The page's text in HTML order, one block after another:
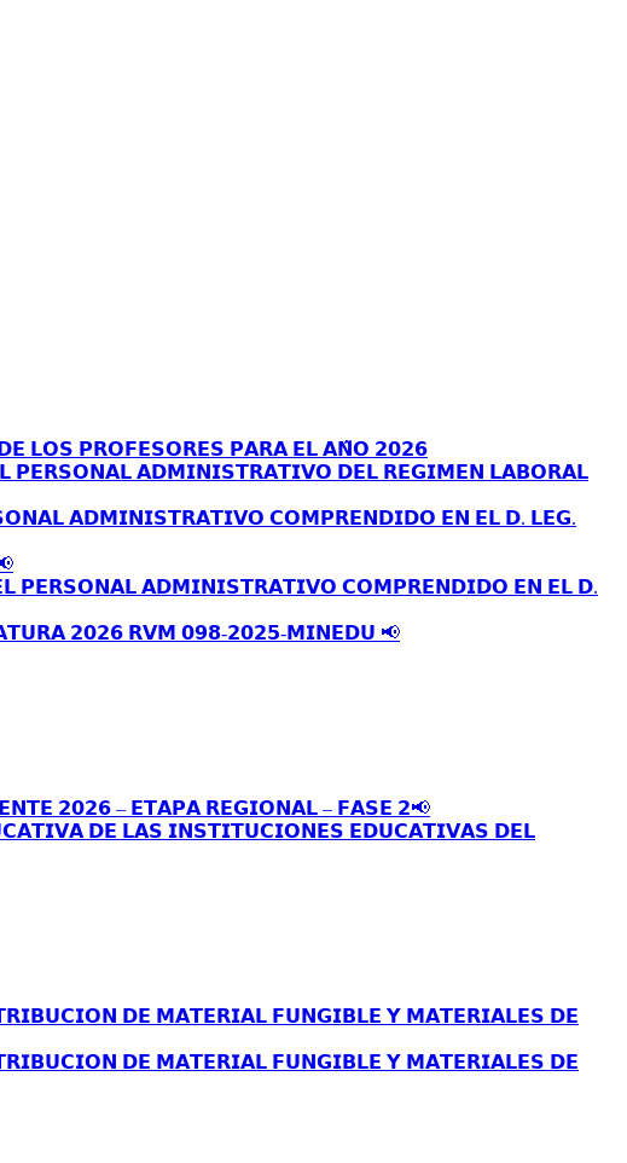
𝗟𝗢𝗦 𝗣𝗥𝗢𝗙𝗘𝗦𝗢𝗥𝗘𝗦 𝗣𝗔𝗥𝗔 𝗘𝗟 𝗔𝗡̃𝗢 𝟮𝟬𝟮𝟲
𝗣𝗘𝗥𝗦𝗢𝗡𝗔𝗟 𝗔𝗗𝗠𝗜𝗡𝗜𝗦𝗧𝗥𝗔𝗧𝗜𝗩𝗢 𝗗𝗘𝗟 𝗥𝗘𝗚𝗜𝗠𝗘𝗡 𝗟𝗔𝗕𝗢𝗥𝗔𝗟
𝗔𝗗𝗠𝗜𝗡𝗜𝗦𝗧𝗥𝗔𝗧𝗜𝗩𝗢 𝗖𝗢𝗠𝗣𝗥𝗘𝗡𝗗𝗜𝗗𝗢 𝗘𝗡 𝗘𝗟 𝗗. 𝗟𝗘𝗚.
𝗣𝗘𝗥𝗦𝗢𝗡𝗔𝗟 𝗔𝗗𝗠𝗜𝗡𝗜𝗦𝗧𝗥𝗔𝗧𝗜𝗩𝗢 𝗖𝗢𝗠𝗣𝗥𝗘𝗡𝗗𝗜𝗗𝗢 𝗘𝗡 𝗘𝗟 𝗗.
𝟮𝟬𝟮𝟲 𝗥𝗩𝗠 𝟬𝟵𝟴-𝟮𝟬𝟮𝟱-𝗠𝗜𝗡𝗘𝗗𝗨 📢
𝟮𝟬𝟮𝟲 – 𝗘𝗧𝗔𝗣𝗔 𝗥𝗘𝗚𝗜𝗢𝗡𝗔𝗟 – 𝗙𝗔𝗦𝗘 𝟮📢
𝗗𝗘 𝗟𝗔𝗦 𝗜𝗡𝗦𝗧𝗜𝗧𝗨𝗖𝗜𝗢𝗡𝗘𝗦 𝗘𝗗𝗨𝗖𝗔𝗧𝗜𝗩𝗔𝗦 𝗗𝗘𝗟
𝗗𝗘 𝗠𝗔𝗧𝗘𝗥𝗜𝗔𝗟 𝗙𝗨𝗡𝗚𝗜𝗕𝗟𝗘 𝗬 𝗠𝗔𝗧𝗘𝗥𝗜𝗔𝗟𝗘𝗦 𝗗𝗘
𝗗𝗘 𝗠𝗔𝗧𝗘𝗥𝗜𝗔𝗟 𝗙𝗨𝗡𝗚𝗜𝗕𝗟𝗘 𝗬 𝗠𝗔𝗧𝗘𝗥𝗜𝗔𝗟𝗘𝗦 𝗗𝗘